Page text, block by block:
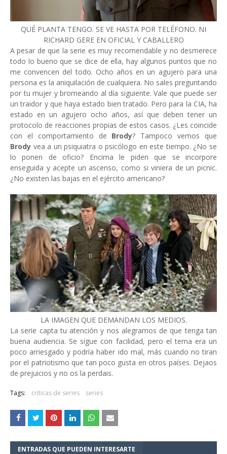
QUÉ PLANTA TENGO. SE VE HASTA POR TELÉFONO. NI
RICHARD GERE EN OFICIAL Y CABALLERO
A pesar de que la serie es muy recomendable y no desmerece
todo lo bueno que se dice de ella, hay algunos puntos que no
me convencen del todo. Ocho años en un agujero para una
persona es la aniquilación de cualquiera. No sales preguntando
por tu mujer y bromeando al día siguiente. Vale que puede ser
un traidor y que haya estado bien tratado. Pero para la CIA, ha
estado en un agujero ocho años, así que deben tener un
protocolo de reacciones propias de estos casos. ¿Les coincide
con el comportamiento de Brody? Tampoco vemos que
Brody vea a un psiquiatra o psicólogo en este tiempo. ¿No se
lo ponen de oficio? Encima le piden que se incorpore
enseguida y acepte un ascenso, como si viniera de un picnic.
¿No existen las bajas en el ejército americano?
LA IMAGEN QUE DEMANDAN LOS MEDIOS.
La serie capta tu atención y nos alegramos de que tenga tan
buena audiencia. Se sigue con facilidad, pero el tema era un
poco arriesgado y podría haber ido mal, más cuando no tiran
por el patriotismo que tan poco gusta en otros países. Dejaos
de prejuicios y no os la perdais.
Tags: criticas de series series
ENTRADAS QUE PUEDEN INTERESARTE